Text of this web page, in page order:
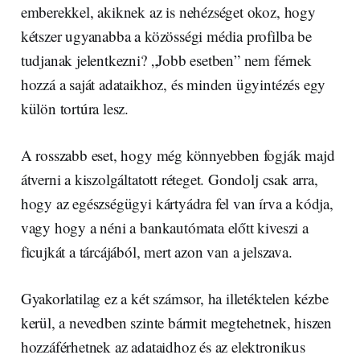
emberekkel, akiknek az is nehézséget okoz, hogy
kétszer ugyanabba a közösségi média profilba be
tudjanak jelentkezni? „Jobb esetben” nem férnek
hozzá a saját adataikhoz, és minden ügyintézés egy
külön tortúra lesz.
A rosszabb eset, hogy még könnyebben fogják majd
átverni a kiszolgáltatott réteget. Gondolj csak arra,
hogy az egészségügyi kártyádra fel van írva a kódja,
vagy hogy a néni a bankautómata előtt kiveszi a
ficujkát a tárcájából, mert azon van a jelszava.
Gyakorlatilag ez a két számsor, ha illetéktelen kézbe
kerül, a nevedben szinte bármit megtehetnek, hiszen
hozzáférhetnek az adataidhoz és az elektronikus